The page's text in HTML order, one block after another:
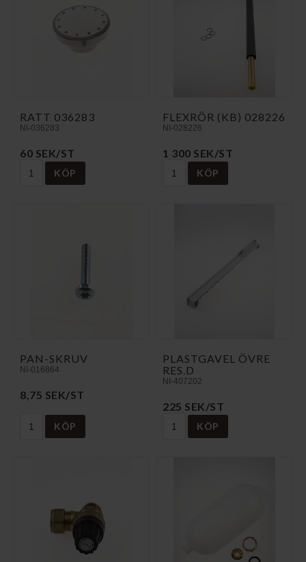
RATT 036283
NI-036283
60 SEK/ST
KÖP
FLEXRÖR (KB) 028226
NI-028226
1 300 SEK/ST
KÖP
PAN-SKRUV
NI-016864
8,75 SEK/ST
KÖP
PLASTGAVEL ÖVRE
RES.D
NI-407202
225 SEK/ST
KÖP